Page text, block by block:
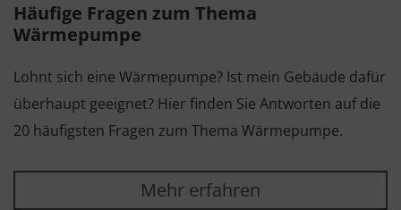
Häufige Fragen zum Thema
Wärmepumpe
Lohnt sich eine Wärmepumpe? Ist mein Gebäude dafür
überhaupt geeignet? Hier finden Sie Antworten auf die
20 häufigsten Fragen zum Thema Wärmepumpe.
Mehr erfahren